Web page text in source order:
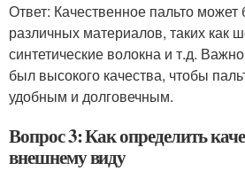
Ответ: Качественное пальто может
различных материалов, таких как
синтетические волокна и т.д.
был высокого качества, чтобы
удобным и долговечным.
Вопрос 3: Как определить
внешнему виду